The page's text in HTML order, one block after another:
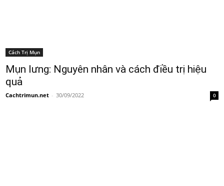
Cách Trị Mụn
Mụn lưng: Nguyên nhân và cách điều trị hiệu
quả
Cachtrimun.net - 30/09/2022 0